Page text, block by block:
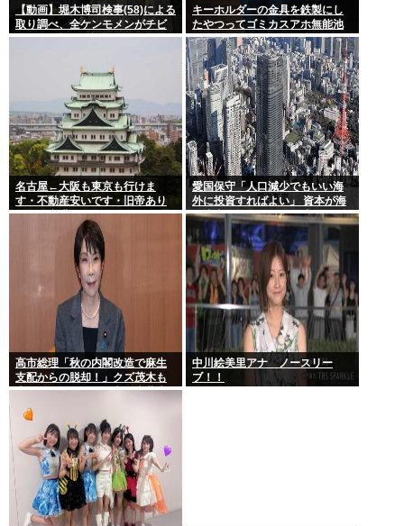
【動画】堀木博司検事(58)による
取り調べ、全ケンモメンがチビ
るくらい怖いと話題に
キーホルダーの金具を鉄製にし
たやつってゴミカスアホ無能池
沼？
名古屋←大阪も東京も行けま
す・不動産安いです・旧帝あり
ます・空港あります 不人気な理
愛国保守「人口減少でもいい海
外に投資すればよい」 資本が海
外流出し賃金もGDPも上がらず
海外が成長
高市総理「秋の内閣改造で麻生
支配からの脱却！」クズ茂木も
壺ホークもクビの一方で壺萩生
田が復権へ
中川絵美里アナ ノースリー
ブ！！